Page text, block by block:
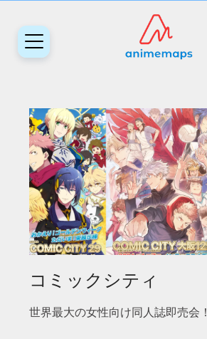
コミックシティ
世界最大の女性向け同人誌即売会！